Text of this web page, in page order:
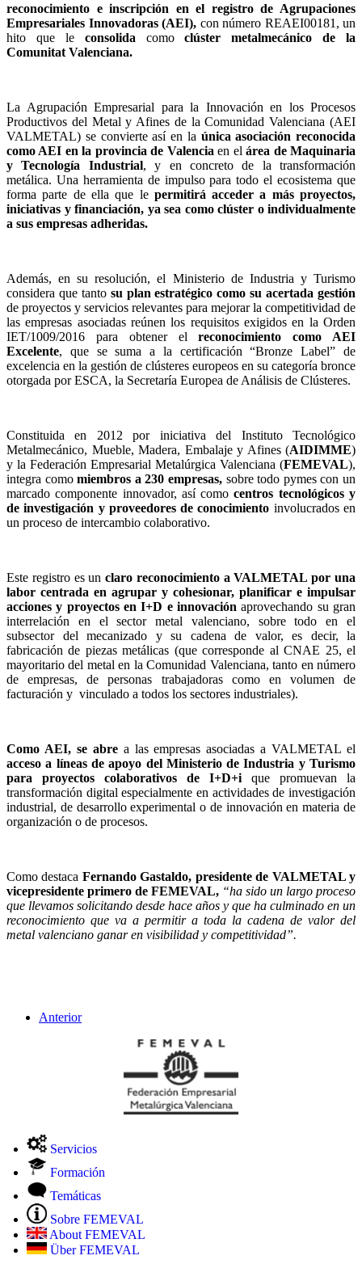
reconocimiento e inscripción en el registro de Agrupaciones
Empresariales Innovadoras (AEI), con número REAEI00181, un
hito que le consolida comoclúster metalmecánico de la
Comunitat Valenciana.
La Agrupación Empresarial para la Innovación en los Procesos
Productivos del Metal y Afines de la Comunidad Valenciana (AEI
VALMETAL) se convierte así en la única asociación reconocida
como AEI en la provincia de Valencia en elárea de Maquinaria
y Tecnología Industrial, y en concreto de la transformación
metálica. Una herramienta de impulso para todo el ecosistema que
forma parte de ella que le permitirá acceder a más proyectos,
iniciativas y financiación, ya sea como clúster o individualmente
a sus empresas adheridas.
Además, en su resolución, el Ministerio de Industria y Turismo
considera que tanto su plan estratégico como su acertada gestión
de proyectos y servicios relevantes para mejorar la competitividad de
las empresas asociadas reúnen los requisitos exigidos en la Orden
IET/1009/2016 para obtener elreconocimiento como AEI
Excelente, que se suma a la certificación “Bronze Label” de
excelencia en la gestión de clústeres europeos en su categoría bronce
otorgada por ESCA, la Secretaría Europea de Análisis de Clústeres.
Constituida en 2012 por iniciativa del Instituto Tecnológico
Metalmecánico, Mueble, Madera, Embalaje y Afines (AIDIMME)
y la Federación Empresarial Metalúrgica Valenciana (FEMEVAL),
integra comomiembros a 230 empresas, sobre todo pymes con un
marcado componente innovador, así comocentros tecnológicos y
de investigación y proveedores de conocimiento involucrados en
un proceso de intercambio colaborativo.
Este registro es unclaro reconocimiento a VALMETAL por una
labor centrada en agrupar y cohesionar, planificar e impulsar
acciones y proyectos en I+D e innovaciónaprovechando su gran
interrelación en el sector metal valenciano, sobre todo en el
subsector del mecanizado y su cadena de valor, es decir, la
fabricación de piezas metálicas (que corresponde al CNAE 25, el
mayoritario del metal en la Comunidad Valenciana, tanto en número
de empresas, de personas trabajadoras como en volumen de
facturación y vinculado a todos los sectores industriales).
Como AEI, se abre a las empresas asociadas a VALMETAL el
acceso a líneas de apoyo del Ministerio de Industria y Turismo
para proyectos colaborativos de I+D+i que promuevan la
transformación digital especialmente en actividades de investigación
industrial, de desarrollo experimental o de innovación en materia de
organización o de procesos.
Como destaca Fernando Gastaldo, presidente de VALMETAL y
vicepresidente primero de FEMEVAL, “ha sido un largo proceso
que llevamos solicitando desde hace años y que ha culminado en un
reconocimiento que va a permitir a toda la cadena de valor del
metal valenciano ganar en visibilidad y competitividad”.
Anterior
Servicios
Formación
Temáticas
Sobre FEMEVAL
About FEMEVAL
Über FEMEVAL